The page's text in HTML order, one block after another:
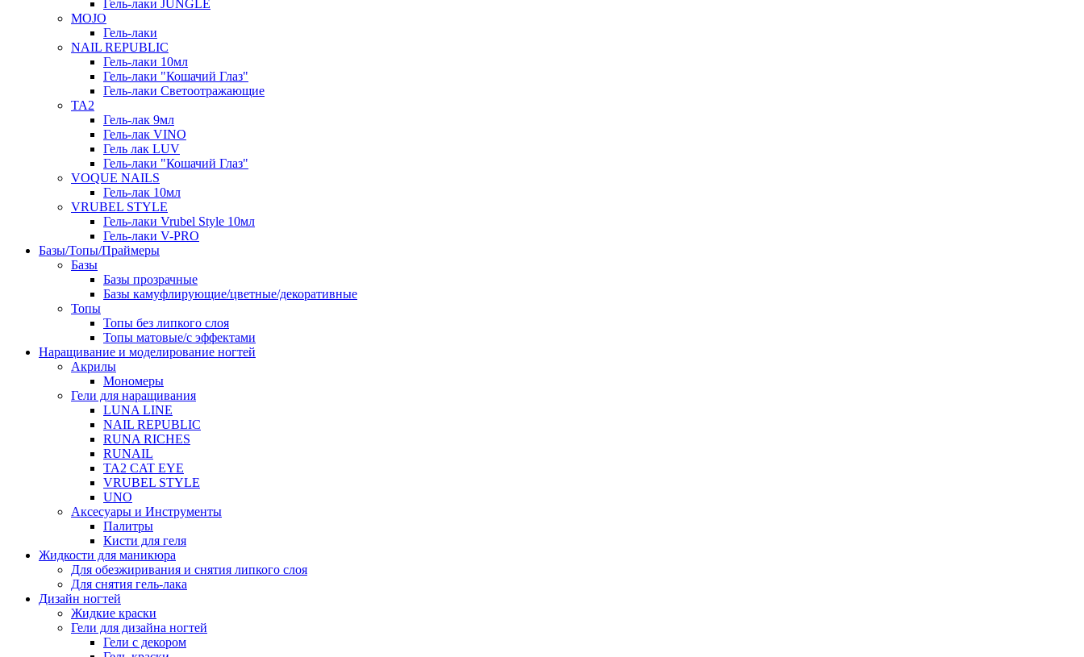
Гель-лаки JUNGLE
MOJO
Гель-лаки
NAIL REPUBLIC
Гель-лаки 10мл
Гель-лаки "Кошачий Глаз"
Гель-лаки Светоотражающие
TA2
Гель-лак 9мл
Гель-лак VINO
Гель лак LUV
Гель-лаки "Кошачий Глаз"
VOQUE NAILS
Гель-лак 10мл
VRUBEL STYLE
Гель-лаки Vrubel Style 10мл
Гель-лаки V-PRO
Базы/Топы/Праймеры
Базы
Базы прозрачные
Базы камуфлирующие/цветные/декоративные
Топы
Топы без липкого слоя
Топы матовые/с эффектами
Наращивание и моделирование ногтей
Акрилы
Мономеры
Гели для наращивания
LUNA LINE
NAIL REPUBLIC
RUNA RICHES
RUNAIL
TA2 CAT EYE
VRUBEL STYLE
UNO
Аксесуары и Инструменты
Палитры
Кисти для геля
Жидкости для маникюра
Для обезжиривания и снятия липкого слоя
Для снятия гель-лака
Дизайн ногтей
Жидкие краски
Гели для дизайна ногтей
Гели с декором